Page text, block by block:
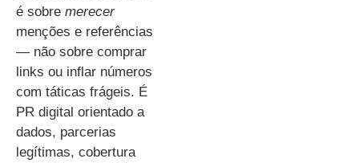
é sobre merecer
menções e referências
— não sobre comprar
links ou inflar números
com táticas frágeis. É
PR digital orientado a
dados, parcerias
legítimas, cobertura